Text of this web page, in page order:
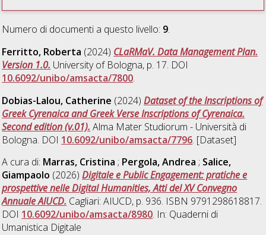
Numero di documenti a questo livello: 9.
Ferritto, Roberta (2024) CLaRMaV. Data Management Plan.
Version 1.0. University of Bologna, p. 17. DOI
10.6092/unibo/amsacta/7800.
Dobias-Lalou, Catherine (2024)Dataset of the Inscriptions of
Greek Cyrenaica and Greek Verse Inscriptions of Cyrenaica.
Second edition (v.01). Alma Mater Studiorum - Università di
Bologna. DOI 10.6092/unibo/amsacta/7796. [Dataset]
A cura di: Marras, Cristina ; Pergola, Andrea ; Salice,
Giampaolo (2026)Digitale e Public Engagement: pratiche e
prospettive nelle Digital Humanities, Atti del XV Convegno
Annuale AIUCD. Cagliari: AIUCD, p. 936. ISBN 9791298618817.
DOI 10.6092/unibo/amsacta/8980. In: Quaderni di
Umanistica Digitale